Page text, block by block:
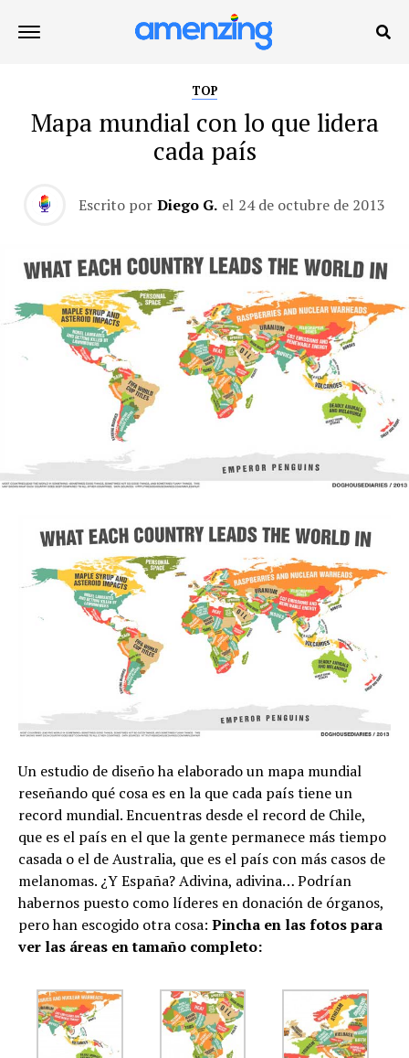
TOP
Mapa mundial con lo que lidera
cada país
Escrito por Diego G. el 24 de octubre de 2013
Un estudio de diseño ha elaborado un mapa mundial
reseñando qué cosa es en la que cada país tiene un
record mundial. Encuentras desde el record de Chile,
que es el país en el que la gente permanece más tiempo
casada o el de Australia, que es el país con más casos de
melanomas. ¿Y España? Adivina, adivina… Podrían
habernos puesto como líderes en donación de órganos,
pero han escogido otra cosa: Pincha en las fotos para
ver las áreas en tamaño completo: